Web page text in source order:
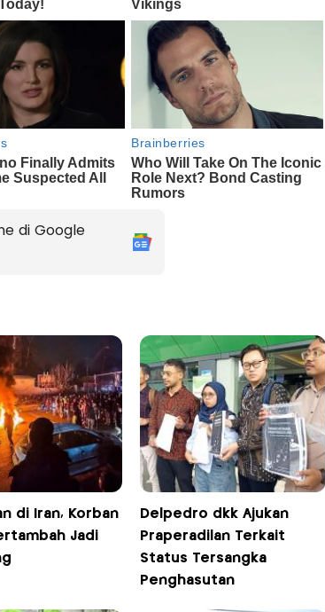
di Google
di Iran, Korban
Jadi
Delpedro dkk Ajukan
Praperadilan Terkait
Status Tersangka
Penghasutan